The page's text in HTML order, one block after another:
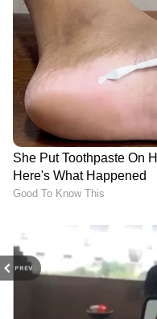
PREV